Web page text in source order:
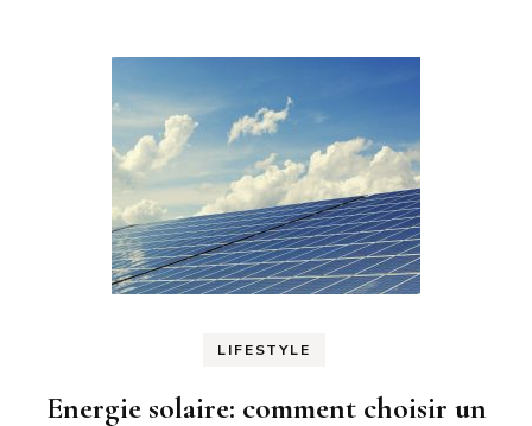
LIFESTYLE
Energie solaire: comment choisir un